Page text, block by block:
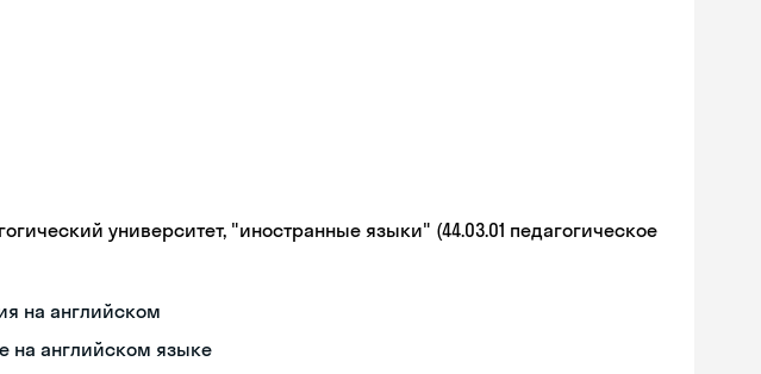
университет, "иностранные языки" (44.03.01 педагогическое
на английском
на английском языке